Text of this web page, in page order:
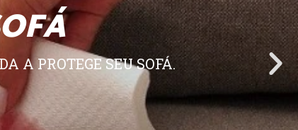
A PROTEGE SEU SOFÁ.